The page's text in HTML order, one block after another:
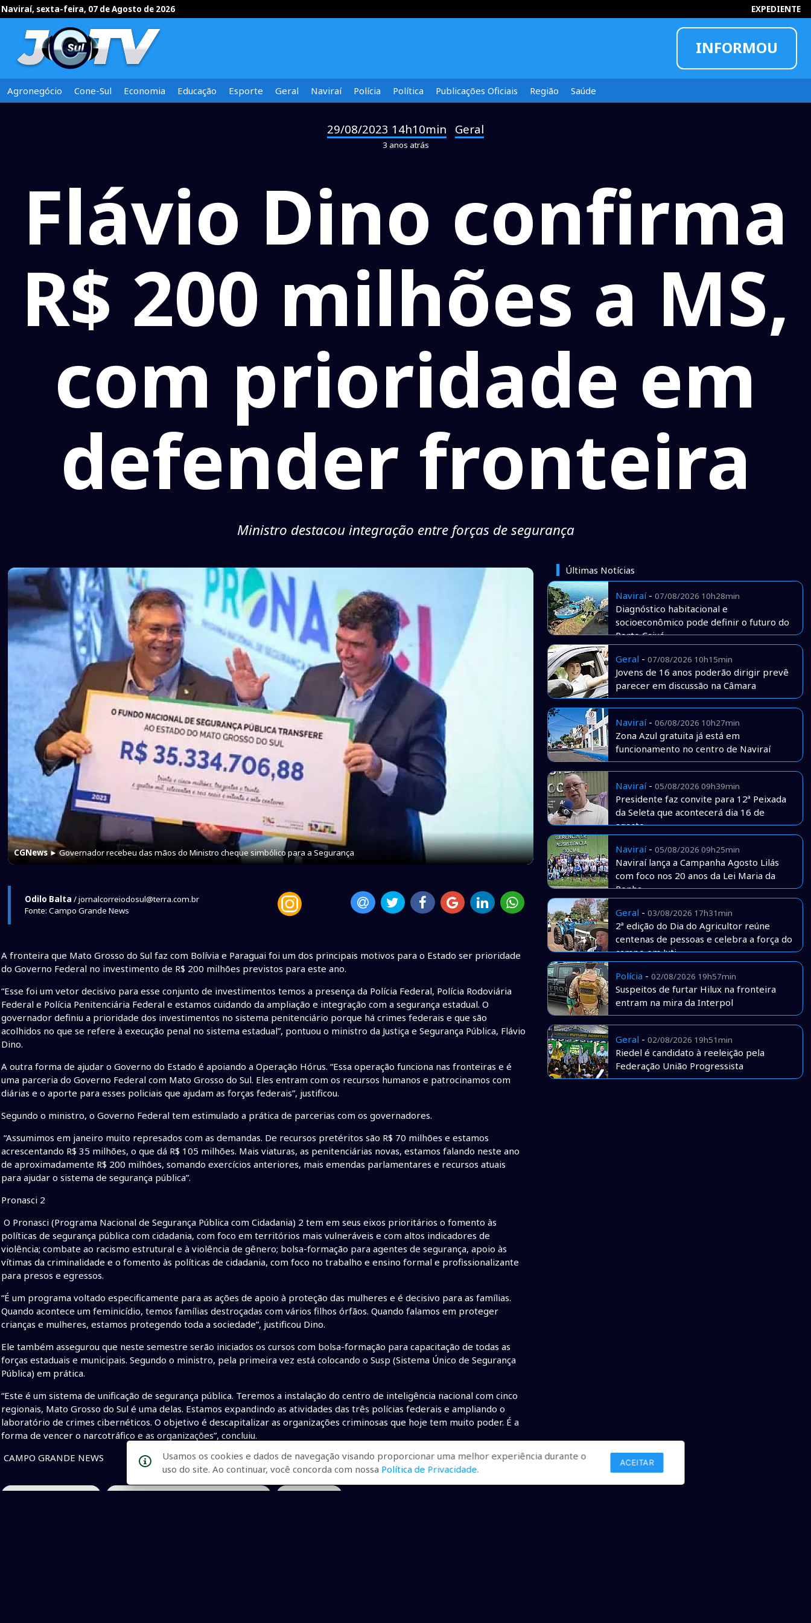
Naviraí, sexta-feira, 07 de Agosto de 2026 EXPEDIENTE
INFORMOU
Agronegócio Cone-Sul Economia Educação Esporte Geral Naviraí Polícia Política Publicações Oficiais Região Saúde
29/08/2023 14h10min Geral
3 anos atrás
Flávio Dino confirma
R$ 200 milhões a MS,
com prioridade em
defender fronteira
Ministro destacou integração entre forças de segurança
CGNews► Governador recebeu das mãos do Ministro cheque simbólico para a Segurança
Odilo Balta / jornalcorreiodosul@terra.com.br
Fonte: Campo Grande News
A fronteira que Mato Grosso do Sul faz com Bolívia e Paraguai foi um dos principais motivos para o Estado ser prioridade
do Governo Federal no investimento de R$ 200 milhões previstos para este ano.
“Esse foi um vetor decisivo para esse conjunto de investimentos temos a presença da Polícia Federal, Polícia Rodoviária
Federal e Polícia Penitenciária Federal e estamos cuidando da ampliação e integração com a segurança estadual. O
governador definiu a prioridade dos investimentos no sistema penitenciário porque há crimes federais e que são
acolhidos no que se refere à execução penal no sistema estadual”, pontuou o ministro da Justiça e Segurança Pública, Flávio
Dino.
A outra forma de ajudar o Governo do Estado é apoiando a Operação Hórus. “Essa operação funciona nas fronteiras e é
uma parceria do Governo Federal com Mato Grosso do Sul. Eles entram com os recursos humanos e patrocinamos com
diárias e o aporte para esses policiais que ajudam as forças federais”, justificou.
Segundo o ministro, o Governo Federal tem estimulado a prática de parcerias com os governadores.
“Assumimos em janeiro muito represados com as demandas. De recursos pretéritos são R$ 70 milhões e estamos
acrescentando R$ 35 milhões, o que dá R$ 105 milhões. Mais viaturas, as penitenciárias novas, estamos falando neste ano
de aproximadamente R$ 200 milhões, somando exercícios anteriores, mais emendas parlamentares e recursos atuais
para ajudar o sistema de segurança pública”.
Pronasci 2
O Pronasci (Programa Nacional de Segurança Pública com Cidadania) 2 tem em seus eixos prioritários o fomento às
políticas de segurança pública com cidadania, com foco em territórios mais vulneráveis e com altos indicadores de
violência; combate ao racismo estrutural e à violência de gênero; bolsa-formação para agentes de segurança, apoio às
vítimas da criminalidade e o fomento às políticas de cidadania, com foco no trabalho e ensino formal e profissionalizante
para presos e egressos.
“É um programa voltado especificamente para as ações de apoio à proteção das mulheres e é decisivo para as famílias.
Quando acontece um feminicídio, temos famílias destroçadas com vários filhos órfãos. Quando falamos em proteger
crianças e mulheres, estamos protegendo toda a sociedade”, justificou Dino.
Ele também assegurou que neste semestre serão iniciados os cursos com bolsa-formação para capacitação de todas as
forças estaduais e municipais. Segundo o ministro, pela primeira vez está colocando o Susp (Sistema Único de Segurança
Pública) em prática.
“Este é um sistema de unificação de segurança pública. Teremos a instalação do centro de inteligência nacional com cinco
regionais, Mato Grosso do Sul é uma delas. Estamos expandindo as atividades das três polícias federais e ampliando o
laboratório de crimes cibernéticos. O objetivo é descapitalizar as organizações criminosas que hoje tem muito poder. É a
forma de vencer o narcotráfico e as organizações”, concluiu.
CAMPO GRANDE NEWS
Últimas Notícias
Naviraí- 07/08/2026 10h28min
Diagnóstico habitacional e
socioeconômico pode definir o futuro do
Porto Caiuá
Geral - 07/08/2026 10h15min
Jovens de 16 anos poderão dirigir prevê
parecer em discussão na Câmara
Naviraí- 06/08/2026 10h27min
Zona Azul gratuita já está em
funcionamento no centro de Naviraí
Naviraí- 05/08/2026 09h39min
Presidente faz convite para 12ª Peixada
da Seleta que acontecerá dia 16 de
agosto
Naviraí- 05/08/2026 09h25min
Naviraí lança a Campanha Agosto Lilás
com foco nos 20 anos da Lei Maria da
Penha
Geral - 03/08/2026 17h31min
2ª edição do Dia do Agricultor reúne
centenas de pessoas e celebra a força do
campo em Juti
Polícia - 02/08/2026 19h57min
Suspeitos de furtar Hilux na fronteira
entram na mira da Interpol
Geral - 02/08/2026 19h51min
Riedel é candidato à reeleição pela
Federação União Progressista
Usamos os cookies e dados de navegação visando proporcionar uma melhor experiência durante o
uso do site. Ao continuar, você concorda com nossa Política de Privacidade.
ACEITAR